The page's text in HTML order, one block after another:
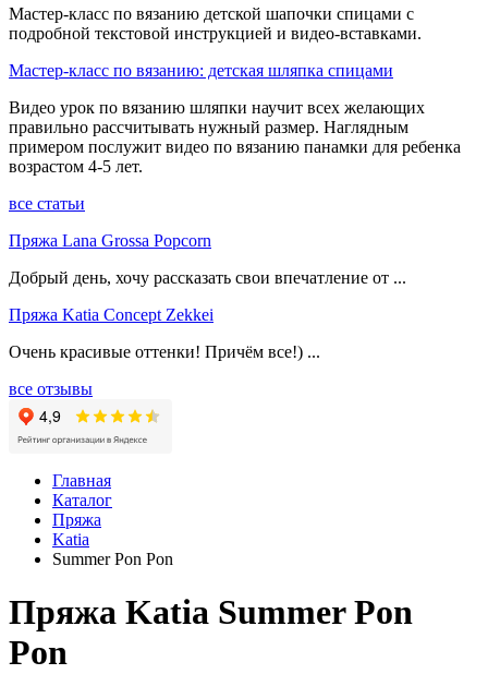
Мастер-класс по вязанию детской шапочки спицами с
подробной текстовой инструкцией и видео-вставками.
Мастер-класс по вязанию: детская шляпка спицами
Видео урок по вязанию шляпки научит всех желающих
правильно рассчитывать нужный размер. Наглядным
примером послужит видео по вязанию панамки для ребенка
возрастом 4-5 лет.
все статьи
Пряжа Lana Grossa Popcorn
Добрый день, хочу рассказать свои впечатление от ...
Пряжа Katia Concept Zekkei
Очень красивые оттенки! Причём все!) ...
все отзывы
Главная
Каталог
Пряжа
Katia
Summer Pon Pon
Пряжа Katia Summer Pon
Pon